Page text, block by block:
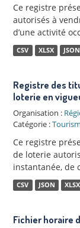
Ce registre
autorisés à
d’une activité
CSV XLSX JSON
Registre des
loterie en
Organisation :
Catégorie :
Ce registre
de loterie
instantanée, de
CSV JSON XLSX
Fichier horaire